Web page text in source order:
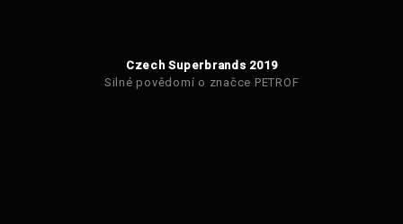
Czech Superbrands 2019
Silné povědomí o značce PETROF